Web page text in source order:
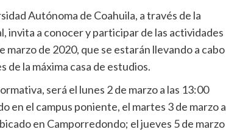
Autónoma de Coahuila, a través de la
invita a conocer y participar de las actividades
de 2020, que se estarán llevando a cabo
la máxima casa de estudios.
será el lunes 2 de marzo a las 13:00
en el campus poniente, el martes 3 de marzo a
en Camporredondo; el jueves 5 de marzo